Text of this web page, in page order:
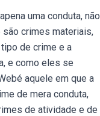
uma conduta, não
são crimes materiais,
de crime e a
e como eles se
aquele em que a
de mera conduta,
de atividade e de